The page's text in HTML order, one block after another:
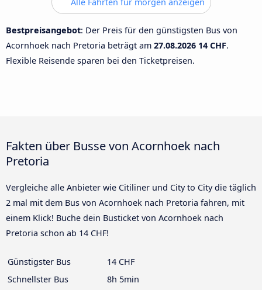
Bestpreisangebot: Der Preis für den günstigsten Bus von
Acornhoek nach Pretoria beträgt am 27.08.2026 14 CHF.
Flexible Reisende sparen bei den Ticketpreisen.
Fakten über Busse von Acornhoek nach
Pretoria
Vergleiche alle Anbieter wie Citiliner und City to City die täglich
2 mal mit dem Bus von Acornhoek nach Pretoria fahren, mit
einem Klick! Buche dein Busticket von Acornhoek nach
Pretoria schon ab 14 CHF!
Günstigster Bus
14 CHF
Schnellster Bus
8h 5min